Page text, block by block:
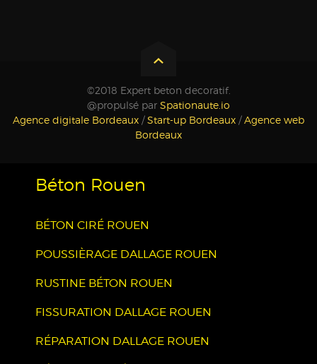
©2018 Expert beton decoratif.
@propulsé par Spationaute.io
Agence digitale Bordeaux /Start-up Bordeaux /Agence web
Bordeaux
Béton Rouen
BÉTON CIRÉ ROUEN
POUSSIÈRAGE DALLAGE ROUEN
RUSTINE BÉTON ROUEN
FISSURATION DALLAGE ROUEN
RÉPARATION DALLAGE ROUEN